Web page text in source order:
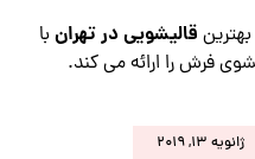
قالیشویی در تهران با
فرش را ارائه می کند.
ژانویه ۱۳, ۲۰۱۹